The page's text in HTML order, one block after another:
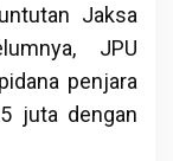
Jaksa
JPU
penjara
juta dengan